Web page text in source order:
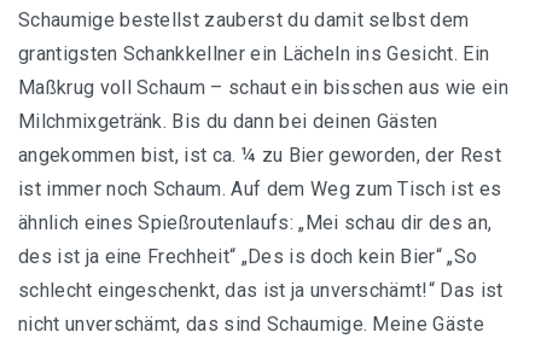
Schaumige bestellst zauberst du damit selbst dem
grantigsten Schankkellner ein Lächeln ins Gesicht. Ein
Maßkrug voll Schaum – schaut ein bisschen aus wie ein
Milchmixgetränk. Bis du dann bei deinen Gästen
angekommen bist, ist ca. ¼ zu Bier geworden, der Rest
ist immer noch Schaum. Auf dem Weg zum Tisch ist es
ähnlich eines Spießroutenlaufs: „Mei schau dir des an,
des ist ja eine Frechheit“ „Des is doch kein Bier“ „So
schlecht eingeschenkt, das ist ja unverschämt!“ Das ist
nicht unverschämt, das sind Schaumige. Meine Gäste